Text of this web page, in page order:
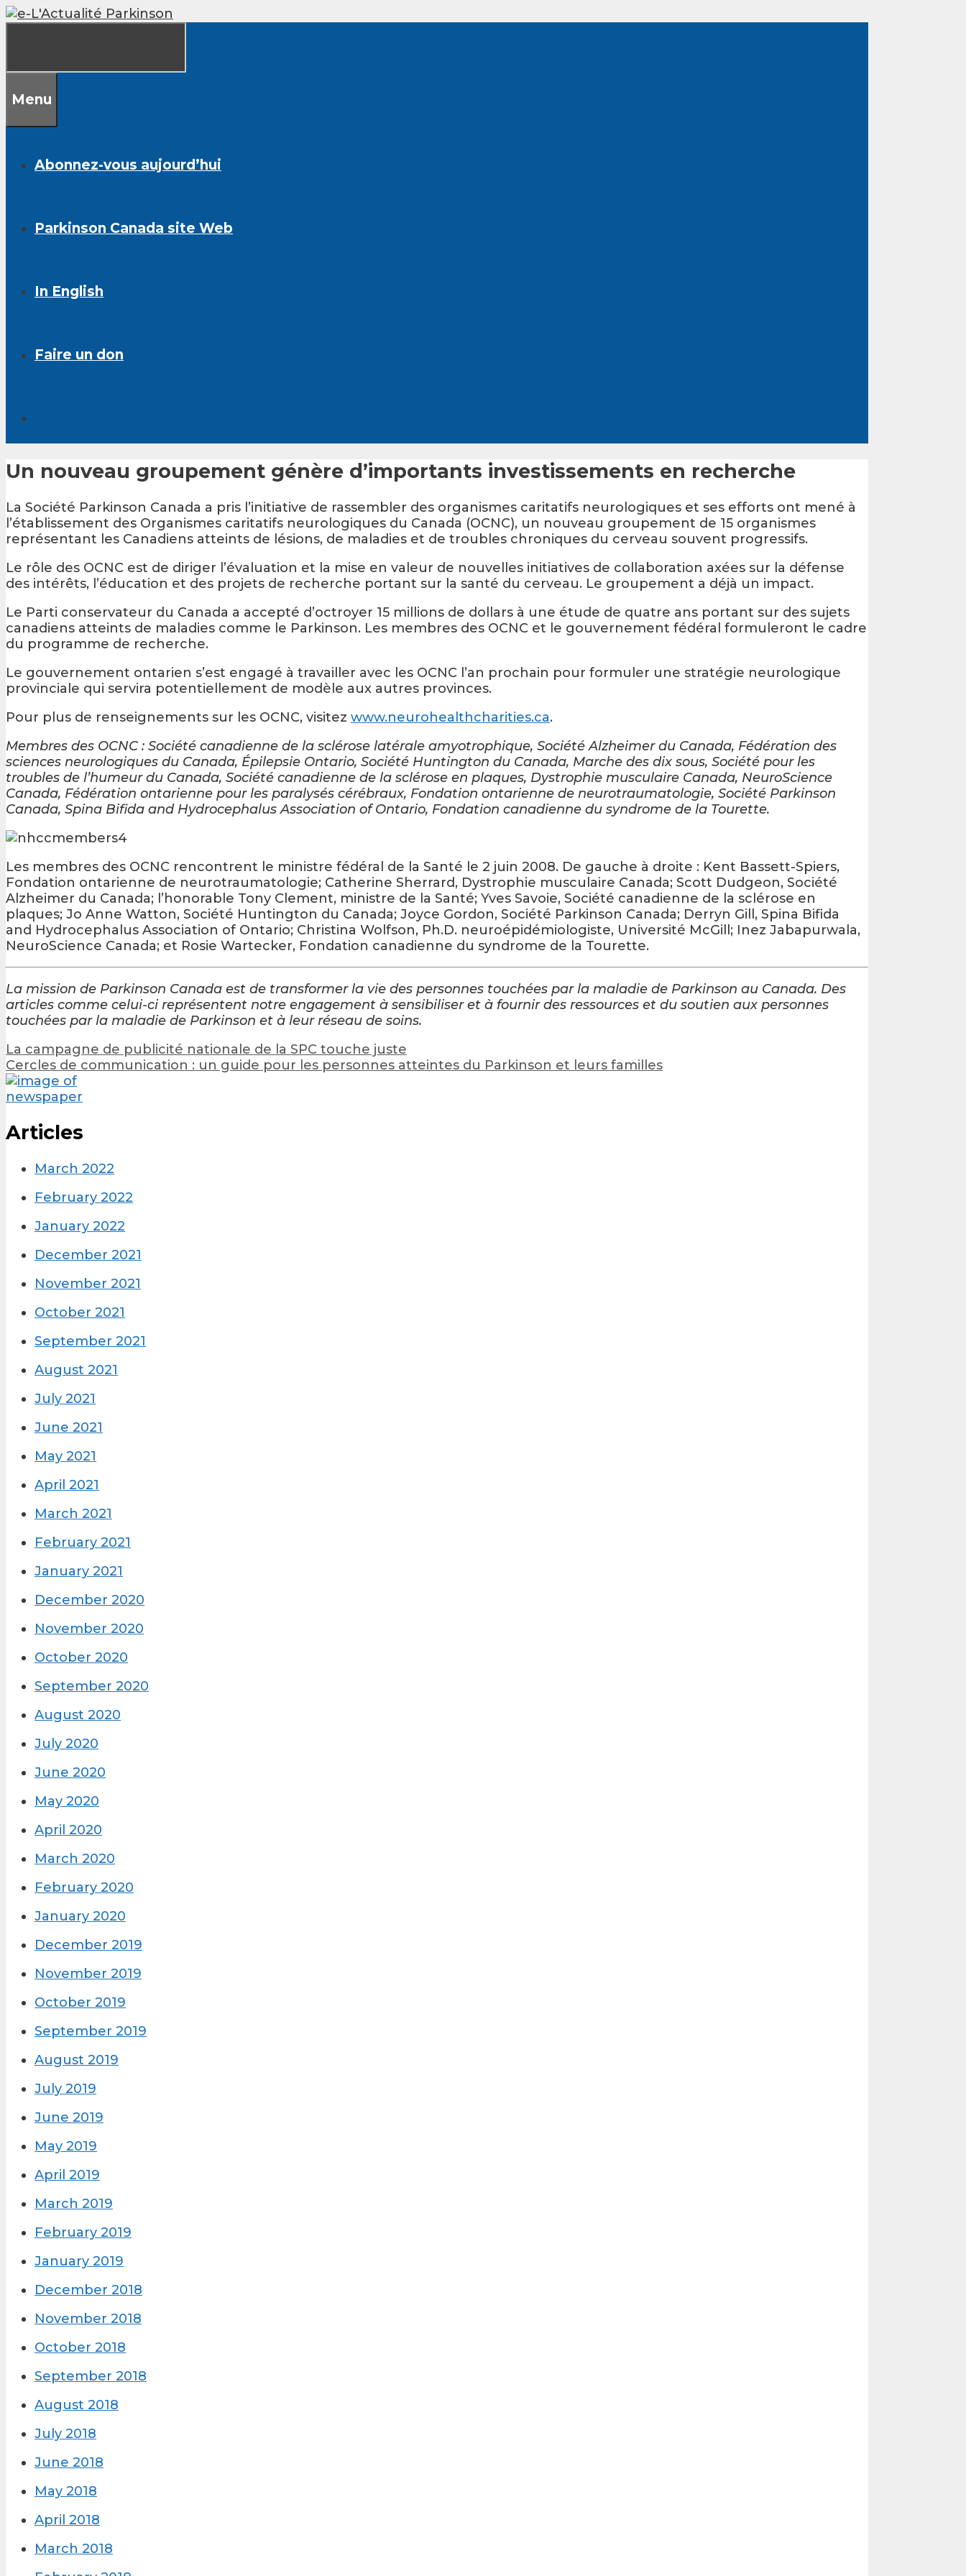
Skip
to
Menu
Abonnez-vous aujourd’hui
Parkinson Canada site Web
In English
Faire un don
Un nouveau groupement génère d’importants investissements en recherche
La Société Parkinson Canada a pris l’initiative de rassembler des organismes caritatifs neurologiques et ses efforts ont mené à
l’établissement des Organismes caritatifs neurologiques du Canada (OCNC), un nouveau groupement de 15 organismes
représentant les Canadiens atteints de lésions, de maladies et de troubles chroniques du cerveau souvent progressifs.
Le rôle des OCNC est de diriger l’évaluation et la mise en valeur de nouvelles initiatives de collaboration axées sur la défense
des intérêts, l’éducation et des projets de recherche portant sur la santé du cerveau. Le groupement a déjà un impact.
Le Parti conservateur du Canada a accepté d’octroyer 15 millions de dollars à une étude de quatre ans portant sur des sujets
canadiens atteints de maladies comme le Parkinson. Les membres des OCNC et le gouvernement fédéral formuleront le cadre
du programme de recherche.
Le gouvernement ontarien s’est engagé à travailler avec les OCNC l’an prochain pour formuler une stratégie neurologique
provinciale qui servira potentiellement de modèle aux autres provinces.
Pour plus de renseignements sur les OCNC, visitez www.neurohealthcharities.ca.
Membres des OCNC : Société canadienne de la sclérose latérale amyotrophique, Société Alzheimer du Canada, Fédération des
sciences neurologiques du Canada, Épilepsie Ontario, Société Huntington du Canada, Marche des dix sous, Société pour les
troubles de l’humeur du Canada, Société canadienne de la sclérose en plaques, Dystrophie musculaire Canada, NeuroScience
Canada, Fédération ontarienne pour les paralysés cérébraux, Fondation ontarienne de neurotraumatologie, Société Parkinson
Canada, Spina Bifida and Hydrocephalus Association of Ontario, Fondation canadienne du syndrome de la Tourette.
Les membres des OCNC rencontrent le ministre fédéral de la Santé le 2 juin 2008. De gauche à droite : Kent Bassett-Spiers,
Fondation ontarienne de neurotraumatologie; Catherine Sherrard, Dystrophie musculaire Canada; Scott Dudgeon, Société
Alzheimer du Canada; l’honorable Tony Clement, ministre de la Santé; Yves Savoie, Société canadienne de la sclérose en
plaques; Jo Anne Watton, Société Huntington du Canada; Joyce Gordon, Société Parkinson Canada; Derryn Gill, Spina Bifida
and Hydrocephalus Association of Ontario; Christina Wolfson, Ph.D. neuroépidémiologiste, Université McGill; Inez Jabapurwala,
NeuroScience Canada; et Rosie Wartecker, Fondation canadienne du syndrome de la Tourette.
La mission de Parkinson Canada est de transformer la vie des personnes touchées par la maladie de Parkinson au Canada. Des
articles comme celui-ci représentent notre engagement à sensibiliser et à fournir des ressources et du soutien aux personnes
touchées par la maladie de Parkinson et à leur réseau de soins.
Post
navigation
La campagne de publicité nationale de la SPC touche juste
Cercles de communication : un guide pour les personnes atteintes du Parkinson et leurs familles
Articles
March 2022
February 2022
January 2022
December 2021
November 2021
October 2021
September 2021
August 2021
July 2021
June 2021
May 2021
April 2021
March 2021
February 2021
January 2021
December 2020
November 2020
October 2020
September 2020
August 2020
July 2020
June 2020
May 2020
April 2020
March 2020
February 2020
January 2020
December 2019
November 2019
October 2019
September 2019
August 2019
July 2019
June 2019
May 2019
April 2019
March 2019
February 2019
January 2019
December 2018
November 2018
October 2018
September 2018
August 2018
July 2018
June 2018
May 2018
April 2018
March 2018